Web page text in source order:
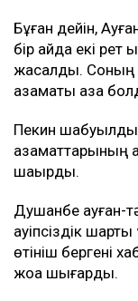
Бұған дейін,
бір айда екі
жасалды. Соның
азаматы қаза
Пекин шабуылды
азаматтарының
шақырды.
Душанбе ауған-
қауіпсіздік
өтініш бергені
жоққа шығарды.